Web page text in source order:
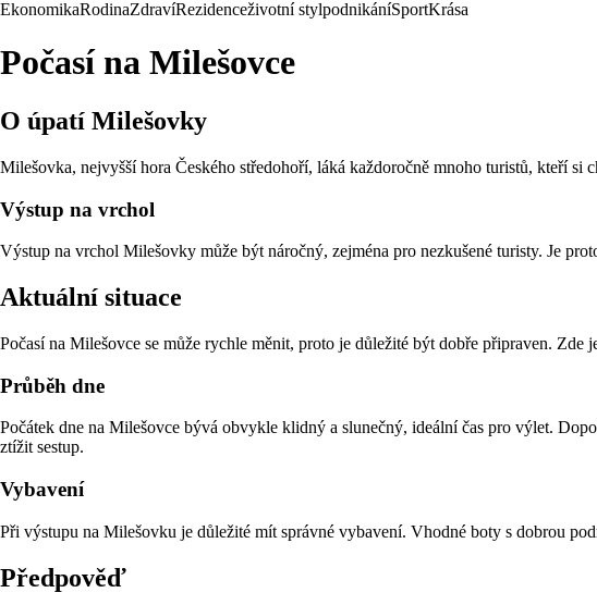
EkonomikaRodinaZdravíRezidenceživotní stylpodnikáníSportKrása
Počasí na Milešovce
O úpatí Milešovky
Milešovka, nejvyšší hora Českého středohoří, láká každoročně mnoho turistů, kteří
Výstup na vrchol
Výstup na vrchol Milešovky může být náročný, zejména pro nezkušené turisty. Je
Aktuální situace
Počasí na Milešovce se může rychle měnit, proto je důležité být dobře připraven.
Průběh dne
Počátek dne na Milešovce bývá obvykle klidný a slunečný, ideální čas pro výlet.
ztížit sestup.
Vybavení
Při výstupu na Milešovku je důležité mít správné vybavení. Vhodné boty s dobrou
Předpověď